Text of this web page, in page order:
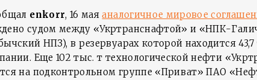
enkorr, 16 маяаналогичное мировое
судом между «Укртранснафтой» и «НПК-
НПЗ), в резервуарах которой находится
Еще 102 тыс. т технологической нефти
на подконтрольном группе «Приват» ПАО